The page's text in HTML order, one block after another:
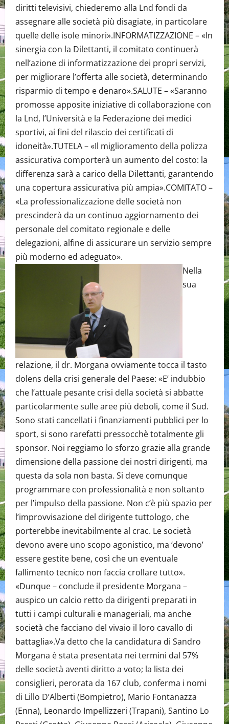
diritti televisivi, chiederemo alla Lnd fondi da
assegnare alle società più disagiate, in particolare
quelle delle isole minori».INFORMATIZZAZIONE – «In
sinergia con la Dilettanti, il comitato continuerà
nell’azione di informatizzazione dei propri servizi,
per migliorare l’offerta alle società, determinando
risparmio di tempo e denaro».SALUTE – «Saranno
promosse apposite iniziative di collaborazione con
la Lnd, l’Università e la Federazione dei medici
sportivi, ai fini del rilascio dei certificati di
idoneità».TUTELA – «Il miglioramento della polizza
assicurativa comporterà un aumento del costo: la
differenza sarà a carico della Dilettanti, garantendo
una copertura assicurativa più ampia».COMITATO –
«La professionalizzazione delle società non
prescinderà da un continuo aggiornamento dei
personale del comitato regionale e delle
delegazioni, alfine di assicurare un servizio sempre
più moderno ed adeguato».
Nella
sua
relazione, il dr. Morgana ovviamente tocca il tasto
dolens della crisi generale del Paese: «E’ indubbio
che l’attuale pesante crisi della società si abbatte
particolarmente sulle aree più deboli, come il Sud.
Sono stati cancellati i finanziamenti pubblici per lo
sport, si sono rarefatti pressocchè totalmente gli
sponsor. Noi reggiamo lo sforzo grazie alla grande
dimensione della passione dei nostri dirigenti, ma
questa da sola non basta. Si deve comunque
programmare con professionalità e non soltanto
per l’impulso della passione. Non c’è più spazio per
l’improvvisazione del dirigente tuttologo, che
porterebbe inevitabilmente al crac. Le società
devono avere uno scopo agonistico, ma ‘devono’
essere gestite bene, così che un eventuale
fallimento tecnico non faccia crollare tutto».
«Dunque – conclude il presidente Morgana –
auspico un calcio retto da dirigenti preparati in
tutti i campi culturali e manageriali, ma anche
società che facciano del vivaio il loro cavallo di
battaglia».Va detto che la candidatura di Sandro
Morgana è stata presentata nei termini dal 57%
delle società aventi diritto a voto; la lista dei
consiglieri, perorata da 167 club, conferma i nomi
di Lillo D’Alberti (Bompietro), Mario Fontanazza
(Enna), Leonardo Impellizzeri (Trapani), Santino Lo